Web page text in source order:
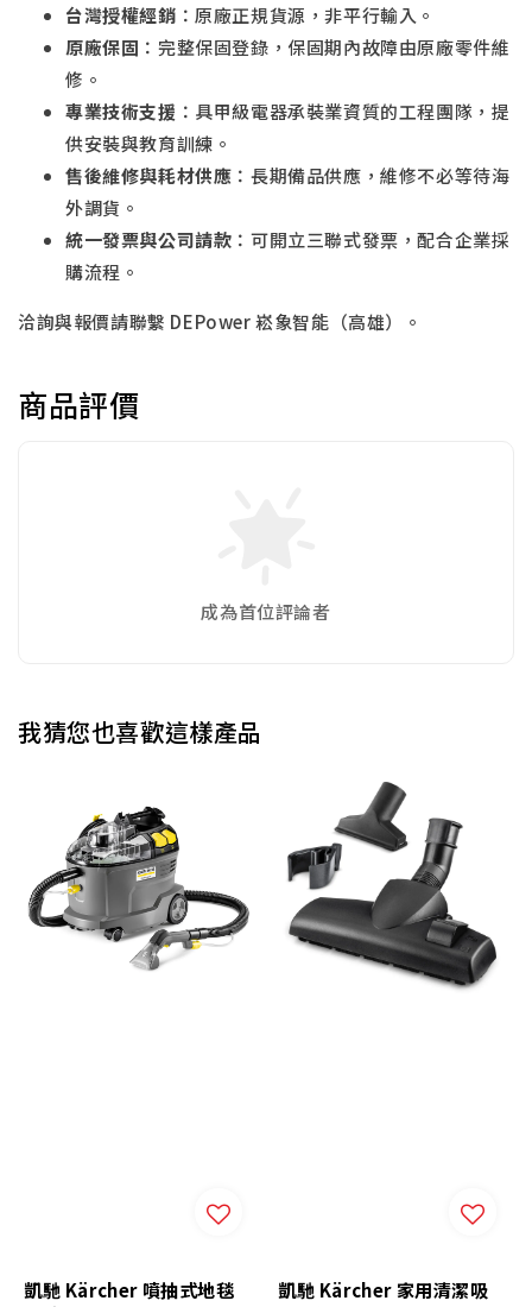
台灣授權經銷 ：原廠正規貨源，非平行輸入。
原廠保固 ：完整保固登錄，保固期內故障由原廠零件維
修。
專業技術支援 ：具甲級電器承裝業資質的工程團隊，提
供安裝與教育訓練。
售後維修與耗材供應 ：長期備品供應，維修不必等待海
外調貨。
統一發票與公司請款 ：可開立三聯式發票，配合企業採
購流程。
洽詢與報價請聯繫 DEPower 崧象智能（高雄）。
商品評價
成為首位評論者
我猜您也喜歡這樣產品
凱馳 Kärcher 噴抽式地毯
凱馳 Kärcher 家用清潔吸